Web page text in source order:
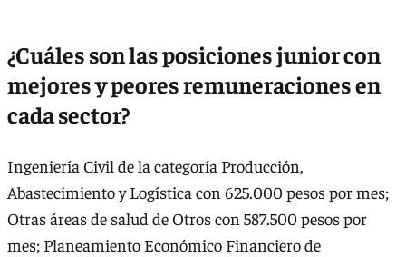
¿Cuáles son las posiciones junior con
mejores y peores remuneraciones en
cada sector?
Ingeniería Civil de la categoría Producción,
Abastecimiento y Logística con 625.000 pesos por mes;
Otras áreas de salud de Otros con 587.500 pesos por
mes; Planeamiento Económico Financiero de